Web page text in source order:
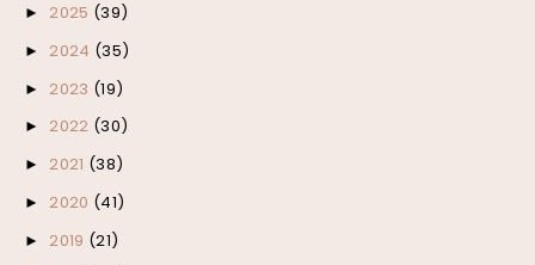
► 2025 (39)
► 2024 (35)
► 2023 (19)
► 2022 (30)
► 2021 (38)
► 2020 (41)
► 2019 (21)